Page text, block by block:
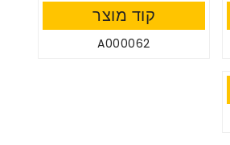
קוד מוצר
A000062